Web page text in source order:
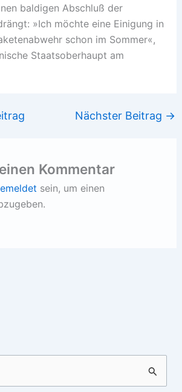
baldigen Abschluß der
»Ich möchte eine Einigung in
schon im Sommer«,
Staatsoberhaupt am
Nächster Beitrag →
Kommentar
sein, um einen